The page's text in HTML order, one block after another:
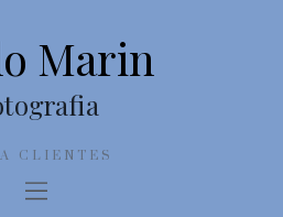
Marin
CLIENTES